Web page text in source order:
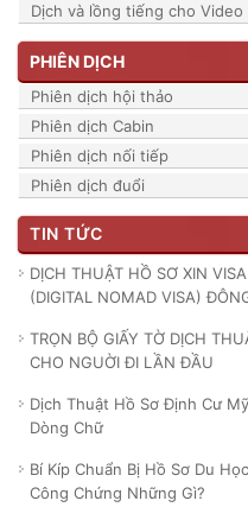
Dịch và lồng tiếng cho Video
PHIÊN DỊCH
Phiên dịch hội thảo
Phiên dịch Cabin
Phiên dịch nối tiếp
Phiên dịch đuổi
TIN TỨC
DỊCH THUẬT HỒ SƠ XIN
(DIGITAL NOMAD VISA)
TRỌN BỘ GIẤY TỜ DỊCH
CHO NGUỜI ĐI LẦN ĐẦU
Dịch Thuật Hồ Sơ Định Cư
Dòng Chữ
Bí Kíp Chuẩn Bị Hồ Sơ Du
Công Chứng Những Gì?